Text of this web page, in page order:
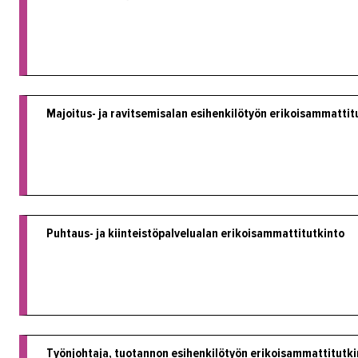
Majoitus- ja ravitsemisalan esihenkilötyön
Puhtaus- ja kiinteistöpalvelualan erikoisammattitutkinto
Työnjohtaja, tuotannon esihenkilötyön